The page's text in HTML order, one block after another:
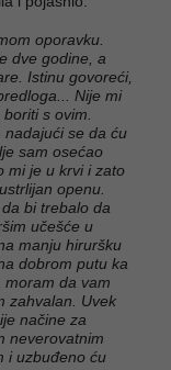
oporavku.
dve godine, a
Istinu govoreći,
Nije mi
s ovim.
nadajući se da ću
sam osećao
mi je u krvi i zato
openu.
bi trebalo da
učešće u
manju hiruršku
dobrom putu ka
moram da vam
zahvalan. Uvek
načine za
neverovatnim
i uzbuđeno ću